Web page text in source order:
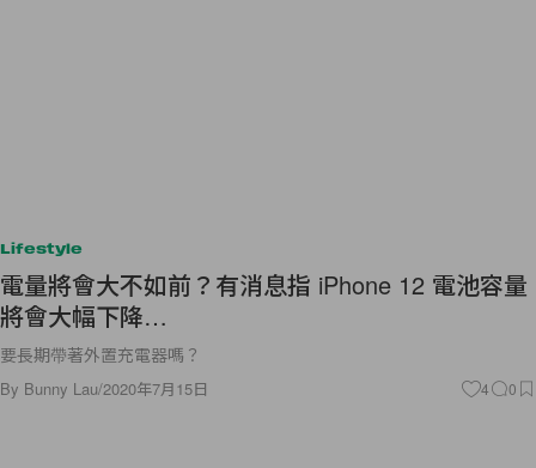
Lifestyle
電量將會大不如前？有消息指 iPhone 12 電池容量
將會大幅下降…
要長期帶著外置充電器嗎？
By Bunny Lau/2020年7月15日 4 0